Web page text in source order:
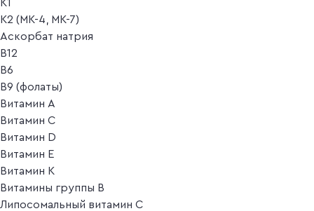
K1
K2 (MK-4, MK-7)
Аскорбат натрия
В12
В6
В9 (фолаты)
Витамин A
Витамин C
Витамин D
Витамин E
Витамин K
Витамины группы B
Липосомальный витамин C